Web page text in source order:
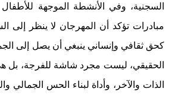
السجنية، وفي الأنشطة الموجهة
مبادرات تؤكد أن المهرجان لا ينظر إلى
كحق ثقافي وإنساني ينبغي أن يصل إلى
الحقيقي، ليست مجرد شاشة للفرجة، بل
الذات والآخر، وأداة لبناء الحس الجمالي